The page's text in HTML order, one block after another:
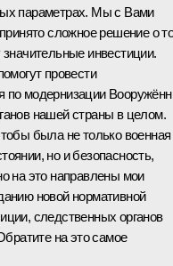
параметрах. Мы с Вами
сложное решение о
инвестиции.
провести
по модернизации
нашей страны в целом.
была не только военная
но и безопасность,
на это направлены мои
новой нормативной
следственных органов
на это самое